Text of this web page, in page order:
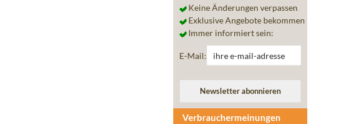
Keine Änderungen verpassen
Exklusive Angebote bekommen
Immer informiert sein:
E-Mail:
Verbrauchermeinungen